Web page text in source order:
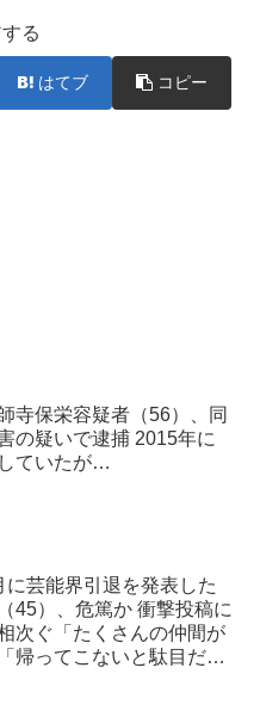
る
はてブ コピー
寺保栄容疑者（56）、同
の疑いで逮捕 2015年に
ていたが…
に芸能界引退を発表した
45）、危篤か 衝撃投稿に
次ぐ「たくさんの仲間が
帰ってこないと駄目だ